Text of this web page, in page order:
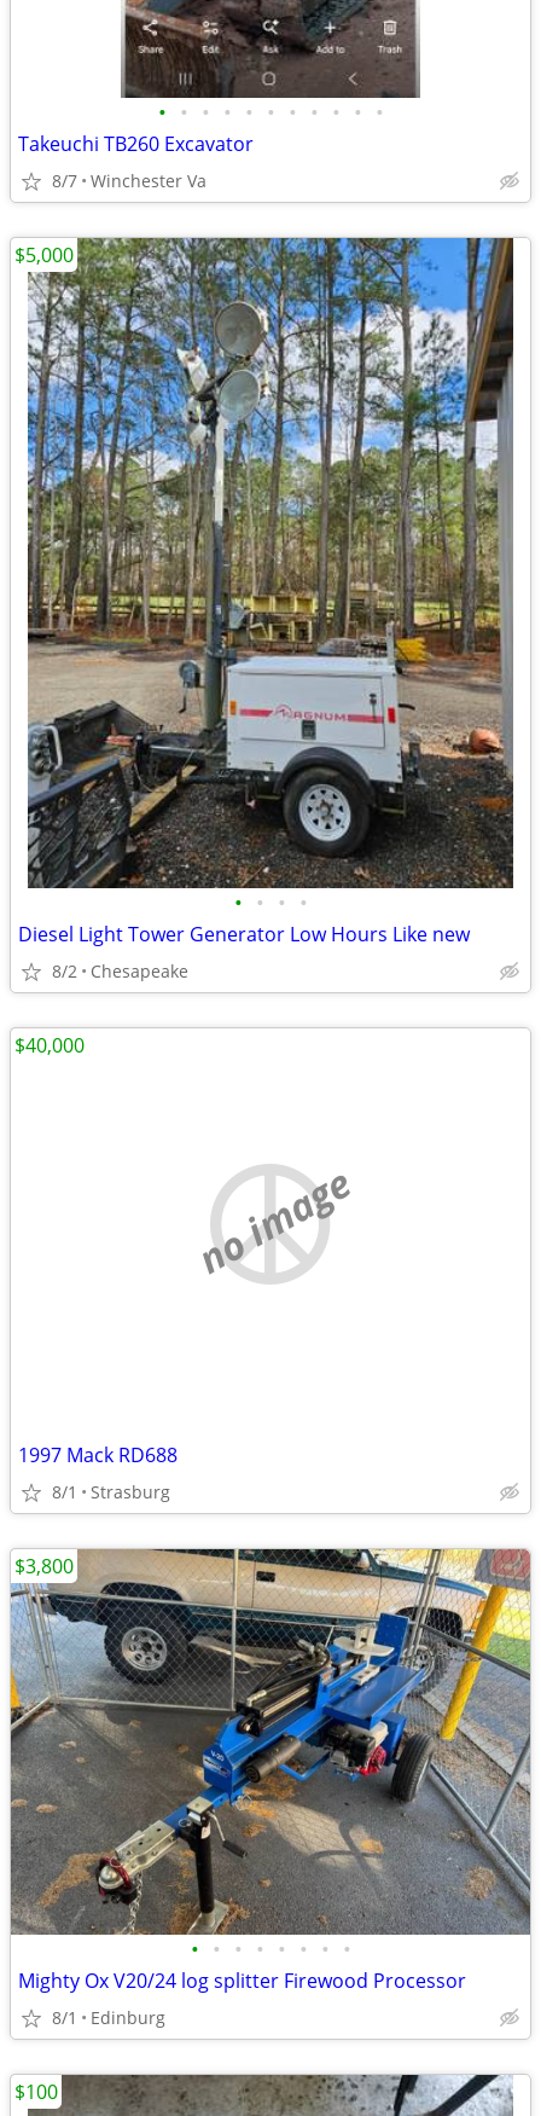
• • • • • • • • • • •
Takeuchi TB260 Excavator
8/7 Winchester Va
• • • •
Diesel Light Tower Generator Low Hours Like new
8/2 Chesapeake
$5,000
no image
1997 Mack RD688
8/1 Strasburg
$40,000
• • • • • • • •
Mighty Ox V20/24 log splitter Firewood Processor
8/1 Edinburg
$3,800
$100